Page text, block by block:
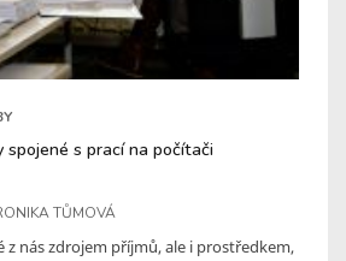
s prací na počítači
TŮMOVÁ
z nás zdrojem příjmů, ale i prostředkem,